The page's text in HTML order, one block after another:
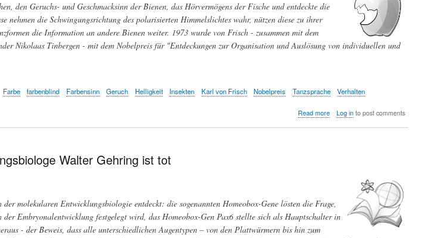
den Geruchs- und Geschmacksinn der Bienen, das Hörvermögens der Fische und entdeckte die
nehmen die Schwingungsrichtung des polarisierten Himmelslichtes wahr, nützen diese zu ihrer
die Information an andere Bienen weiter. 1973 wurde von Frisch - zusammen mit dem
Nikolaas Tinbergen - mit dem Nobelpreis für "Entdeckungen zur Organisation und Auslösung von individuellen und
Farbe farbenblind Farbensinn Geruch Helligkeit Insekten Karl von Frisch Nobelpreis Tanzsprache Verhalten
Read moreabout
den
Farbensinn
der
Log into post comments
Walter Gehring ist tot
molekularen Entwicklungsbiologie entdeckt: die sogenannten Homeobox-Gene lösten die Frage,
Embryonalentwicklung festgelegt wird, das Homeobox-Gen Pax6 stellte sich als Hauptschalter in
- der Beweis, dass alle unterschiedlichen Augentypen – von den Plattwürmern bis hin zum